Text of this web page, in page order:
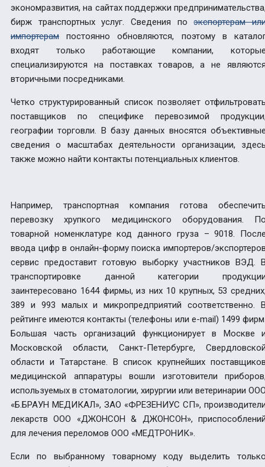
экономразвития, на сайтах поддержки
бирж транспортных услуг. Сведения поэкспортерам
импортерам постоянно обновляются, поэтому в
входят только работающие компании,
специализируются на поставках товаров, а не
вторичными посредниками.
Четко структурированный список позволяет
поставщиков по специфике перевозимой
географии торговли. В базу данных вносятся
сведения о масштабах деятельности организации,
также можно найти контакты потенциальных клиентов.
Например, транспортная компания готова
перевозку хрупкого медицинского оборудования.
товарной номенклатуре код данного груза – 9018.
ввода цифр в онлайн-форму поиска импортеров/
сервис предоставит готовую выборку участников ВЭД.
транспортировке данной категории
заинтересовано 1644 фирмы, из них 10 крупных, 53
389 и 993 малых и микропредприятий соответственно.
рейтинге имеются контакты (телефоны или e-mail) 1499
Большая часть организаций функционирует в Москве
Московской области, Санкт-Петербурге,
области и Татарстане. В список крупнейших
медицинской аппаратуры вошли изготовители
используемых в стоматологии, хирургии или ветеринарии
«Б.БРАУН МЕДИКАЛ», ЗАО «ФРЕЗЕНИУС СП»,
лекарств ООО «ДЖОНСОН & ДЖОНСОН»,
для лечения переломов ООО «МЕДТРОНИК».
Если по выбранному товарному коду выделить